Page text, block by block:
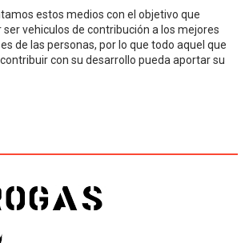
estos medios con el objetivo que
ser vehiculos de contribución a los mejores
de las personas, por lo que todo aquel que
con su desarrollo pueda aportar su